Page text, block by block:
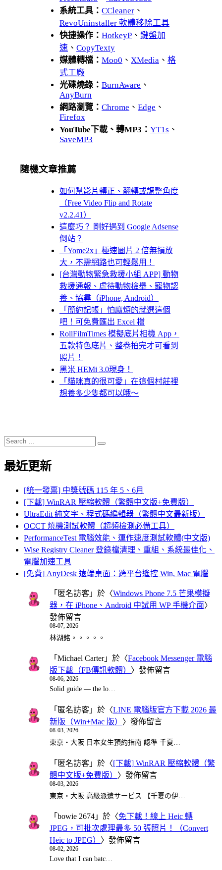
系統工具： CCleaner 、
RevoUninstaller 軟體移除工具
快捷操作： HotkeyP 、 鍵盤加
速 、 CopyTexty
媒體轉檔： Moo0 、 XMedia 、 格
式工廠
光碟燒錄： BurnAware 、
AnyBurn
網路瀏覽： Chrome 、 Edge 、
Firefox
YouTube下載、轉MP3： YT1s 、
SaveMP3
隨機文章推薦
如何幫影片轉正、翻轉或調整角度
（Free Video Flip and Rotate
v2.2.41）
這麼巧？ 剛好遇到 Google Adsense
倒站？
「Yome2x」極速圖片 2 倍無損放
大，不需網路也可輕鬆用！
[台灣動物緊急救援小組 APP] 動物
救援通報、虐待動物檢舉、寵物認
養、協尋（iPhone, Android）
「簡約記帳」怕麻煩的就選這個
吧！可免費匯出 Excel 檔
RollFilmTimes 模擬底片相機 App，
五款特色底片、整卷拍完才可看到
照片！
黑米 HEMi 3.0現身！
「貓咪真的很可愛」在這個村莊裡
想養多少隻都可以哦～
Search
for:
Search
最近更新
[統一發票] 中獎號碼 115 年 5、6月
[下載] WinRAR 壓縮軟體（繁體中文版+免費版）
UltraEdit 純文字、程式碼編輯器（繁體中文最新版）
OCCT 燒機測試軟體（超頻檢測必備工具）
PerformanceTest 電腦效能、運作速度測試軟體(中文版)
Wise Registry Cleaner 登錄檔清理、重組、系統最佳化、
電腦加速工具
[免費] AnyDesk 遠端桌面：跨平台遙控 Win, Mac 電腦
「 匿名訪客 」於〈Windows Phone 7.5 芒果模擬
器，在 iPhone、Android 中試用 WP 手機介面〉
發佈留言
08-07, 2026
林湖銘。。。。。
「 Michael Carter」於〈Facebook Messenger 電腦
版下載（FB傳訊軟體） 〉發佈留言
08-06, 2026
Solid guide — the lo…
「 匿名訪客 」於〈LINE 電腦版官方下載 2026 最
新版（Win+Mac 版） 〉發佈留言
08-03, 2026
東京・大阪 日本女生預約指南 認準 千夏…
「 匿名訪客 」於〈[下載] WinRAR 壓縮軟體（繁
體中文版+免費版） 〉發佈留言
08-03, 2026
東京・大阪 高級派遣サービス 【千夏の伊…
「 bowie 2674 」於〈免下載！線上 Heic 轉
JPEG，可批次處理最多 50 張照片！（Convert
Heic to JPEG） 〉發佈留言
08-02, 2026
Love that I can batc…